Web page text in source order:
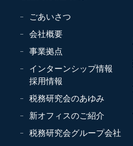
ごあいさつ
会社概要
事業拠点
インターンシップ情報
採用情報
税務研究会のあゆみ
新オフィスのご紹介
税務研究会グループ会社